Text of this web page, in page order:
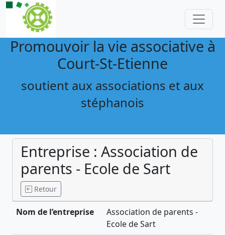
Promouvoir la vie associative à
Court-St-Etienne
soutient aux associations et aux
stéphanois
Entreprise : Association de
parents - Ecole de Sart
Retour
Nom de l’entreprise
Association de parents -
Ecole de Sart